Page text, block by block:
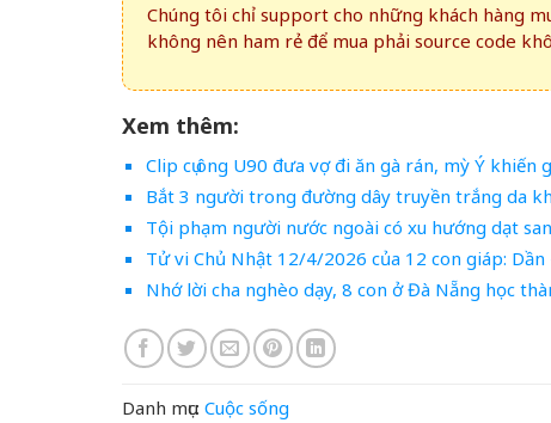
Chúng tôi chỉ support cho những khách hàng
không nên ham rẻ để mua phải source code
Xem thêm:
Clip cụ ông U90 đưa vợ đi ăn gà rán, mỳ Ý khiến
Bắt 3 người trong đường dây truyền trắng da
Tội phạm người nước ngoài có xu hướng dạt
Tử vi Chủ Nhật 12/4/2026 của 12 con giáp:
Nhớ lời cha nghèo dạy, 8 con ở Đà Nẵng học
Danh mục: Cuộc sống